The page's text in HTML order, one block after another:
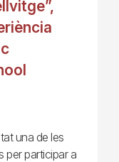
una de les
per participar a